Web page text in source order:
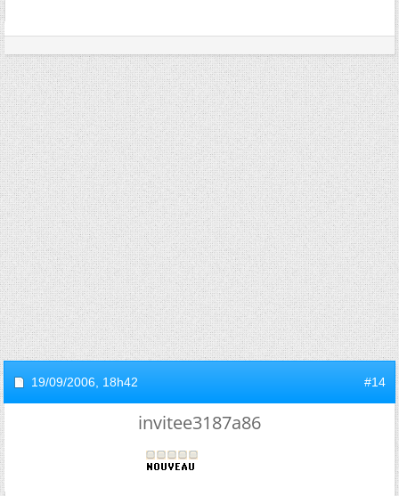
19/09/2006, 18h42 #14
invitee3187a86